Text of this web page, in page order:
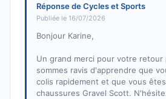
Réponse de Cycles et Sports
Publiée le 16/07/2026
Bonjour Karine,
Un grand merci pour votre retour
sommes ravis d'apprendre que
colis rapidement et que vous
chaussures Gravel Scott.